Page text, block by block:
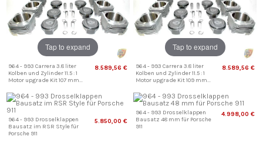
Tap to expand
964 - 993 Carrera 3.8 liter
Kolben und Zylinder 11.5 : 1
Motor upgrade Kit 107 mm...
8.589,56 €
Tap to expand
964 - 993 Carrera 3.8 liter
Kolben und Zylinder 11.5 : 1
Motor upgrade Kit 109 mm...
8.589,56 €
964 - 993 Drosselklappen
Bausatz im RSR Style für
Porsche 911
5.850,00 €
964 - 993 Drosselklappen
Bausatz 48 mm für Porsche
911
4.998,00 €